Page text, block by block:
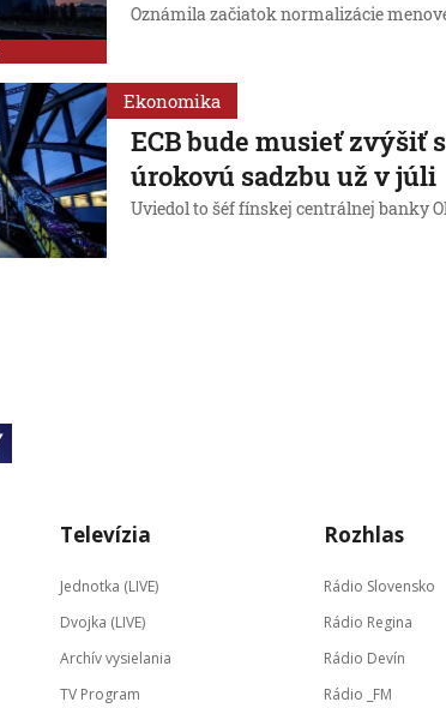
Oznámila začiatok normalizácie
Ekonomika
ECB bude musieť zvýšiť
úrokovú sadzbu už v júli
Uviedol to šéf fínskej centrálnej banky
Televízia
Jednotka (LIVE)
Dvojka (LIVE)
Archív vysielania
TV Program
Rozhlas
Rádio Slovensko
Rádio Regina
Rádio Devín
Rádio _FM